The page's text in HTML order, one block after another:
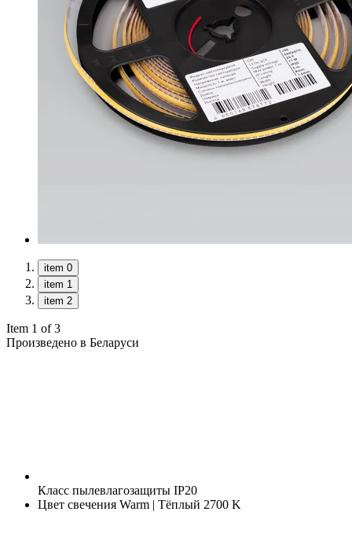
item 0
item 1
item 2
Item 1 of 3
Произведено в Беларуси
Класс пылевлагозащиты IP20
Цвет свечения Warm | Тёплый 2700 K